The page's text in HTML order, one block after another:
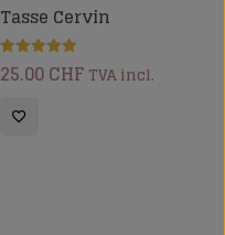
Tasse Cervin
Note
5.00
25.00CHF TVA incl.